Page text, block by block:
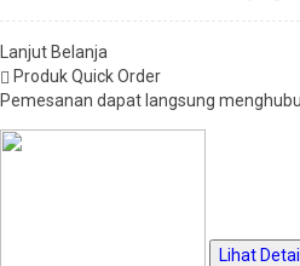
Lanjut Belanja
Produk Quick Order
Pemesanan dapat langsung
Lihat Detail